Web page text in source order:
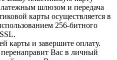
шлюзом и передача
карты осуществляется в
256-битного
карты и завершите оплату.
Вас в личный